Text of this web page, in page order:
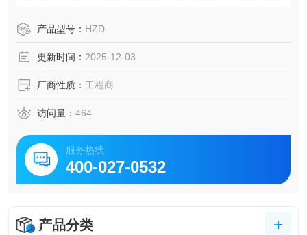
产品型号： HZD
更新时间： 2025-12-03
厂商性质： 工程商
访问量： 464
服务热线
400-027-0532
产品分类